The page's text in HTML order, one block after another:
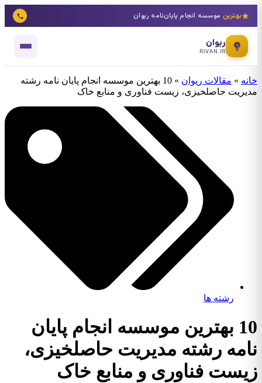
بهترین موسسه انجام پایان‌نامه ریوان
ریوان
RIVAN.IR
خانه » مقالات ریوان »
10 بهترین موسسه انجام پایان نامه رشته
مدیریت حاصلخیزی، زیست فناوری و منابع خاک
رشته ها
10 بهترین موسسه انجام پایان
نامه رشته مدیریت حاصلخیزی،
زیست فناوری و منابع خاک